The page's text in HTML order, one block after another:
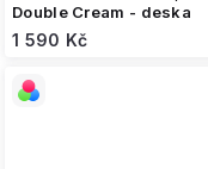
Double Cream - deska
1 590 Kč